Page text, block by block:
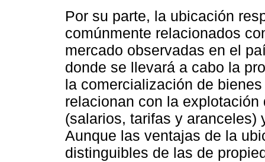
Por su parte, la ubicación
comúnmente relacionados
mercado observadas en el
donde se llevará a cabo la
la comercialización de
relacionan con la
(salarios, tarifas y aranceles)
Aunque las ventajas de la
distinguibles de las de